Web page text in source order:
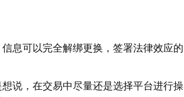
息可以完全解绑更换，签署法律效应的
说，在交易中尽量还是选择平台进行操